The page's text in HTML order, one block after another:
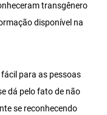
transgênero
disponível na
para as pessoas
dá pelo fato de não
se reconhecendo